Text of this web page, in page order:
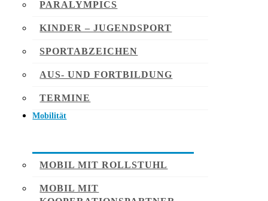
PARALYMPICS
KINDER – JUGENDSPORT
SPORTABZEICHEN
AUS- UND FORTBILDUNG
TERMINE
Mobilität
MOBIL MIT ROLLSTUHL
MOBIL MIT